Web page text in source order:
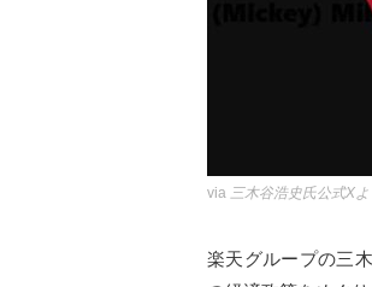
via 三木谷浩史氏公式X
楽天グループの三